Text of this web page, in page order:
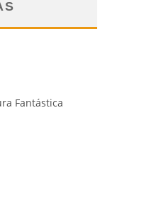
Fantástica